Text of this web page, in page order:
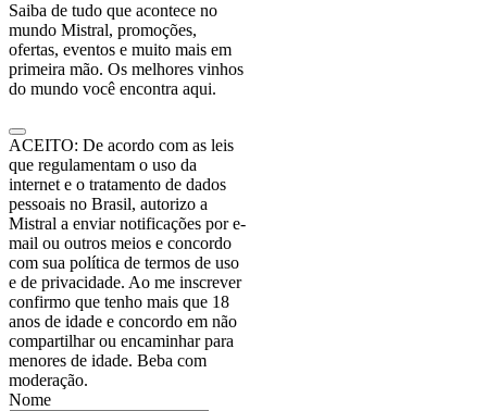
Saiba de tudo que acontece no
mundo Mistral, promoções,
ofertas, eventos e muito mais em
primeira mão. Os melhores vinhos
do mundo você encontra aqui.
ACEITO: De acordo com as leis
que regulamentam o uso da
internet e o tratamento de dados
pessoais no Brasil, autorizo a
Mistral a enviar notificações por e-
mail ou outros meios e concordo
com sua política de termos de uso
e de privacidade. Ao me inscrever
confirmo que tenho mais que 18
anos de idade e concordo em não
compartilhar ou encaminhar para
menores de idade. Beba com
moderação.
Nome